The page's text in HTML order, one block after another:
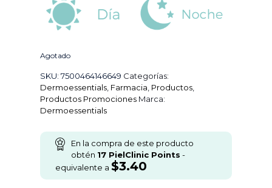
Agotado
SKU: 7500464146649 Categorías:
Dermoessentials Farmacia Productos
Productos Promociones Marca:
Dermoessentials
En la compra de este producto
obtén 17 PielClinic Points -
equivalente a $3.40